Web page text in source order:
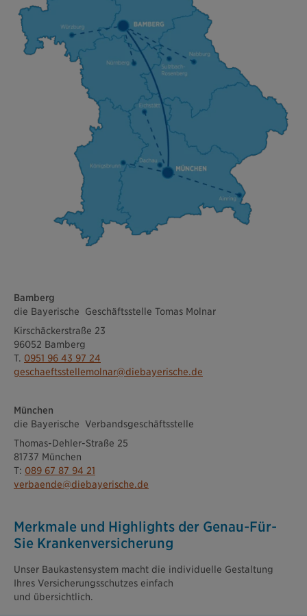
Bamberg
die Bayerische ­ Geschäftsstelle Tomas Molnar
Kirschäckerstraße 23
96052 Bamberg
T. 0951 96 43 97 24
geschaeftsstellemolnar@diebayerische.de
München
die Bayerische ­ Verbandsgeschäftsstelle
Thomas-Dehler-Straße 25
81737 München
T: 089 67 87 94 21
verbaende@diebayerische.de
Merkmale und Highlights der Genau-Für-
Sie Krankenversicherung
Unser Baukastensystem macht die individuelle Gestaltung
Ihres Versicherungsschutzes einfach
und übersichtlich.